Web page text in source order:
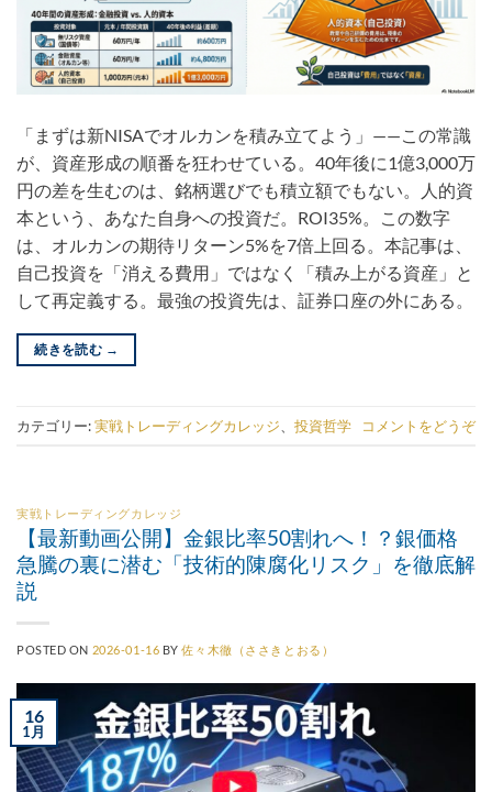
「まずは新NISAでオルカンを積み立てよう」——この常識
が、資産形成の順番を狂わせている。40年後に1億3,000万
円の差を生むのは、銘柄選びでも積立額でもない。人的資
本という、あなた自身への投資だ。ROI35%。この数字
は、オルカンの期待リターン5%を7倍上回る。本記事は、
自己投資を「消える費用」ではなく「積み上がる資産」と
して再定義する。最強の投資先は、証券口座の外にある。
続きを読む →
カテゴリー:実戦トレーディングカレッジ 投資哲学 コメントをどうぞ
実戦トレーディングカレッジ
【最新動画公開】金銀比率50割れへ！？銀価格
急騰の裏に潜む「技術的陳腐化リスク」を徹底解
説
POSTED ON 2026-01-16 BY佐々木徹（ささきとおる）
16
1月